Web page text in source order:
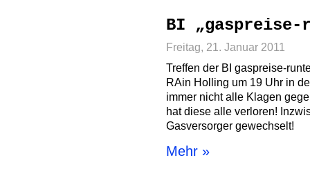
BI „gaspreise-
Freitag, 21. Januar 2011
Treffen der BI gaspreise-
RAin Holling um 19 Uhr in
immer nicht alle Klagen
hat diese alle verloren!
Gasversorger gewechselt!
Mehr »